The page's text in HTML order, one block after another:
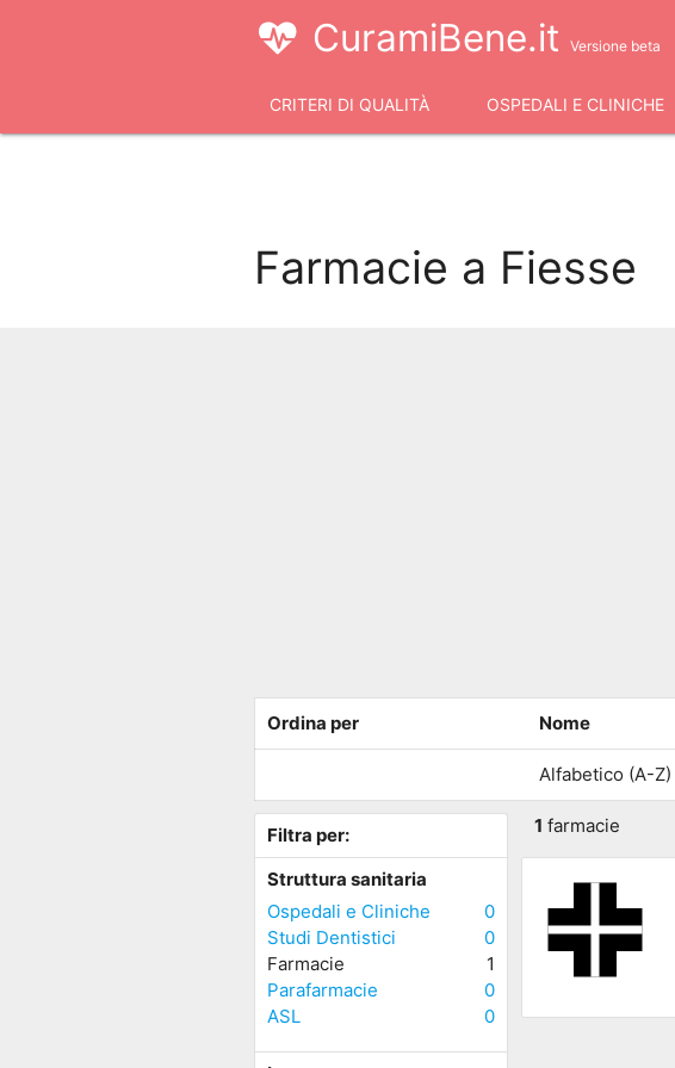
CuramiBene.it Versione beta
CRITERI DI QUALITÀ OSPEDALI E CLINICHE
Farmacie a Fiesse
Ordina per Nome
Alfabetico (A-Z)
Filtra per:
Struttura sanitaria
Ospedali e Cliniche
0
Studi Dentistici
0
Farmacie
1
Parafarmacie
0
ASL
0
1 farmacie